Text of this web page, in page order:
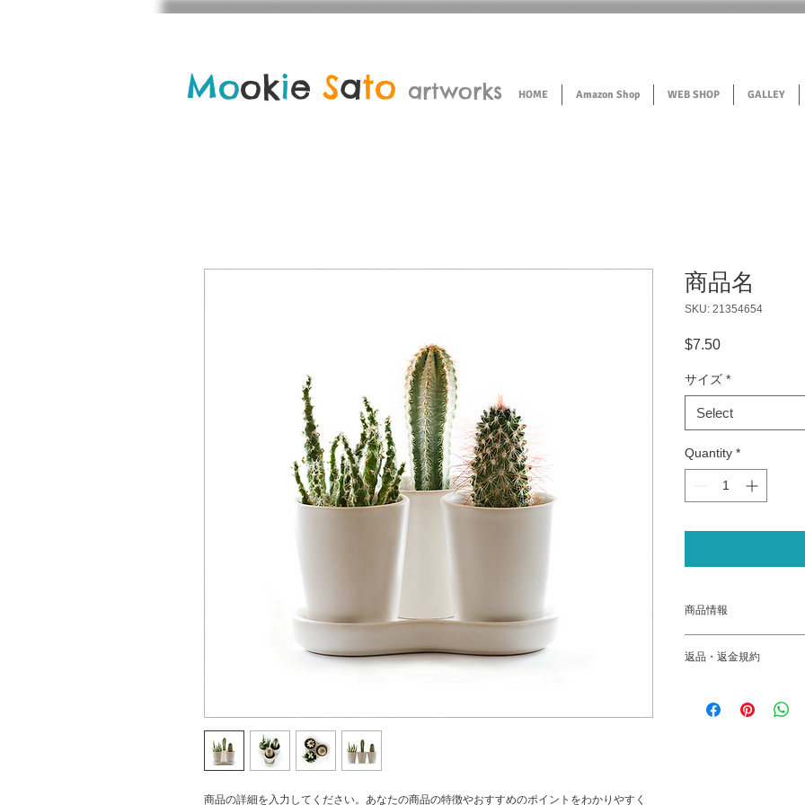
Mookie Sato artworks HOME Amazon Shop WEB SHOP GALLEY
商品の詳細を入力してください。あなたの商品の特徴やおすすめのポイントをわかりやすく
商品名
SKU: 21354654
$7.50Price
サイズ *
Select
Quantity *
商品情報
明に加え、商品の特
についてできるだけ
力的でわかりやい説
返品・返金規約
だけなかった場合の